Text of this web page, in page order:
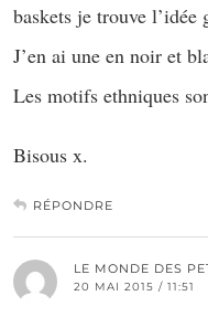
baskets je trouve l’idée
J’en ai une en noir et
Les motifs ethniques
Bisous x.
RÉPONDRE
LE MONDE DES
20 MAI 2015 / 11:51